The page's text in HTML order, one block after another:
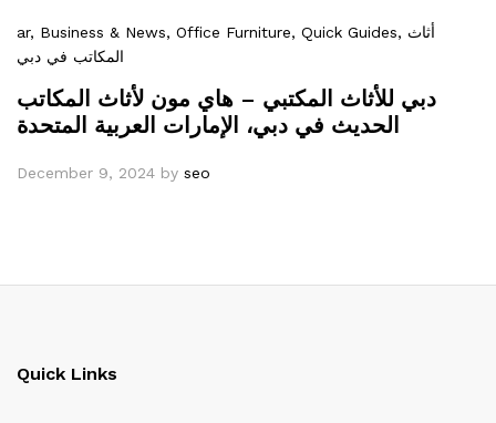
ar, Business & News, Office Furniture, Quick Guides, أثاث
المكاتب في دبي
دبي للأثاث المكتبي – هاي مون لأثاث المكاتب
الحديث في دبي، الإمارات العربية المتحدة
December 9, 2024 by seo
Quick Links